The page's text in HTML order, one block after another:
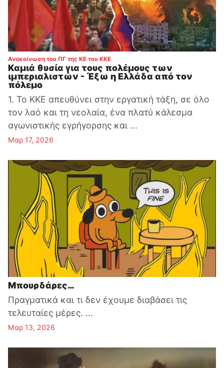
Ανακοίνωση του ΠΓ της ΚΕ του ΚΚΕ:
Καμιά θυσία για τους πολέμους των
ιμπεριαλιστών - Έξω η Ελλάδα από τον
πόλεμο
1. Το ΚΚΕ απευθύνει στην εργατική τάξη, σε όλο
τον λαό και τη νεολαία, ένα πλατύ κάλεσμα
αγωνιστικής εγρήγορσης και ...
Μαρ 17, 2026
Μπουρδάρες…
Πραγματικά και τι δεν έχουμε διαβάσει τις
τελευταίες μέρες. ...
Μαρ 13, 2026